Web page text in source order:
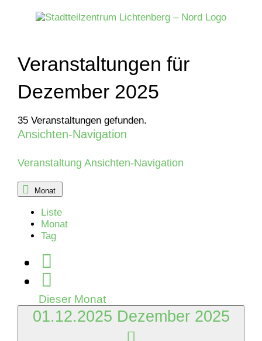
Veranstaltungen für
Dezember 2025
35 Veranstaltungen gefunden.
Veranstaltungen
Ansichten-Navigation
Veranstaltung Ansichten-Navigation
Monat
Liste
Monat
Tag
Dieser Monat
01.12.2025 Dezember 2025